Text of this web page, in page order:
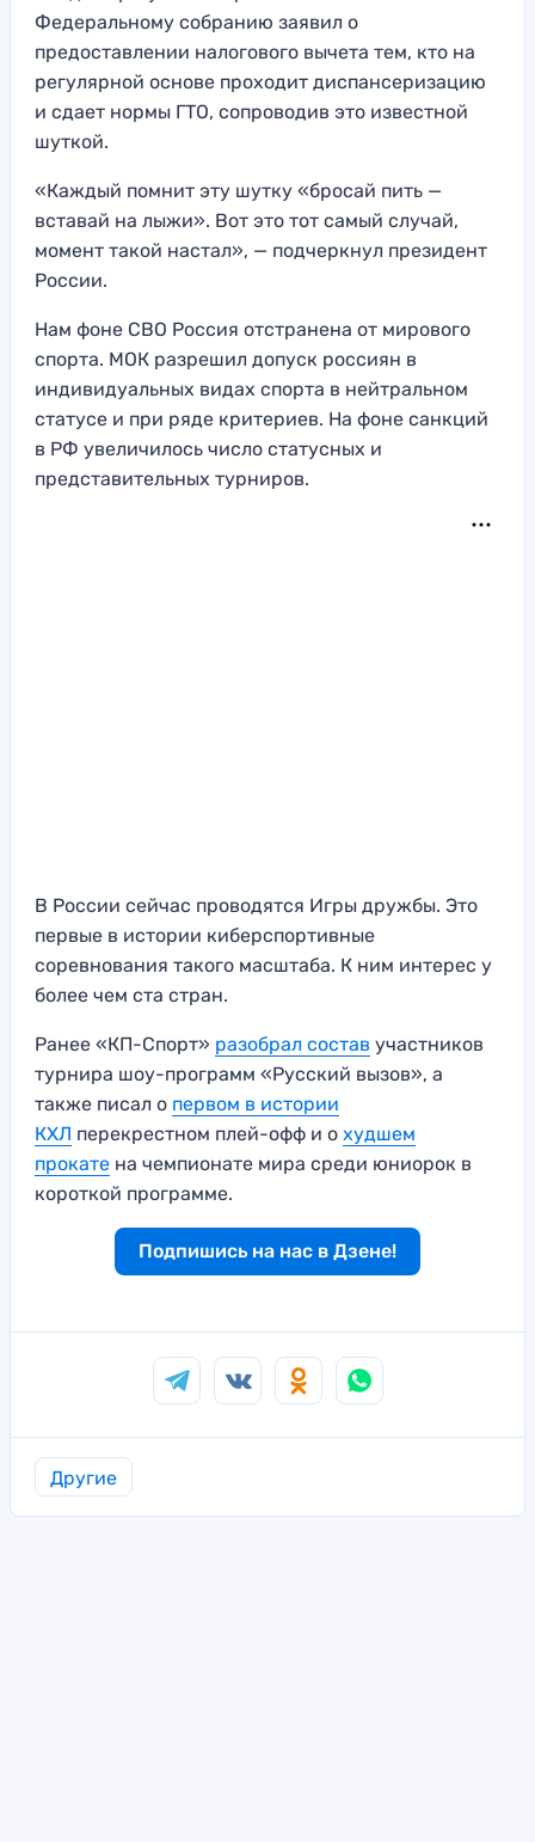
Федеральному собранию заявил о
предоставлении налогового вычета тем, кто на
регулярной основе проходит диспансеризацию
и сдает нормы ГТО, сопроводив это известной
шуткой.
«Каждый помнит эту шутку «бросай пить —
вставай на лыжи». Вот это тот самый случай,
момент такой настал», — подчеркнул президент
России.
Нам фоне СВО Россия отстранена от мирового
спорта. МОК разрешил допуск россиян в
индивидуальных видах спорта в нейтральном
статусе и при ряде критериев. На фоне санкций
в РФ увеличилось число статусных и
представительных турниров.
В России сейчас проводятся Игры дружбы. Это
первые в истории киберспортивные
соревнования такого масштаба. К ним интерес у
более чем ста стран.
Ранее «КП-Спорт» разобрал состав участников
турнира шоу-программ «Русский вызов», а
также писал о первом в истории
КХЛ перекрестном плей-офф и о худшем
прокате на чемпионате мира среди юниорок в
короткой программе.
Подпишись на нас в Дзене!
Другие